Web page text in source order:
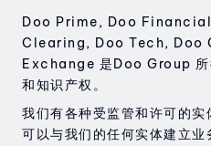
过去的投资表现并不代表其未
在与我们进行任何交易之前
金融工具进行交易的风险。
险，则应寻求独立的专业建议
Doo Prime, Doo
Clearing, Doo Tech, Doo
Exchange 是Doo Group 所
和知识产权。
我们有各种受监管和许可的
可以与我们的任何实体建立